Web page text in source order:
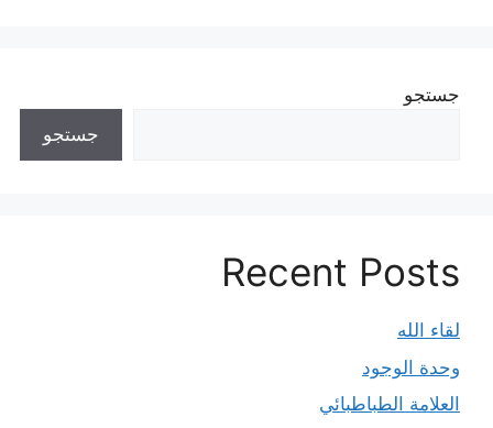
جستجو
جستجو
Recent Posts
لقاء الله
وحدة الوجود
العلامة الطباطبائي